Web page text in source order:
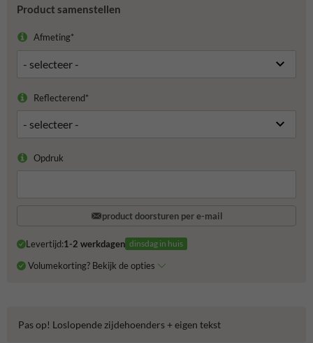
Product samenstellen
Afmeting*
Reflecterend*
Opdruk
product doorsturen per e-mail
Levertijd:1-2 werkdagen dinsdag in huis
Volumekorting? Bekijk de opties
Pas op! Loslopende zijdehoenders + eigen tekst